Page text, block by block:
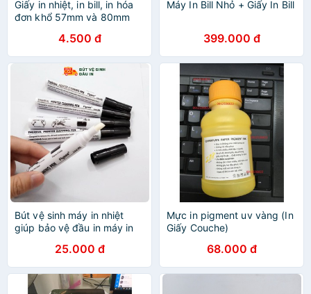
Giấy in nhiệt, in bill, in hóa
đơn khổ 57mm và 80mm
4.500 đ
Máy In Bill Nhỏ + Giấy In Bill
399.000 đ
Bút vệ sinh máy in nhiệt
giúp bảo vệ đầu in máy in
25.000 đ
Mực in pigment uv vàng (In
Giấy Couche)
68.000 đ